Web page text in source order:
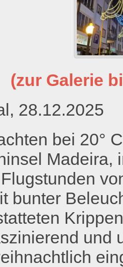
(zur Galerie
28.12.2025
bei 20°
Madeira,
bunter
und